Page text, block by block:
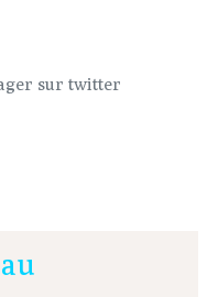
sur twitter